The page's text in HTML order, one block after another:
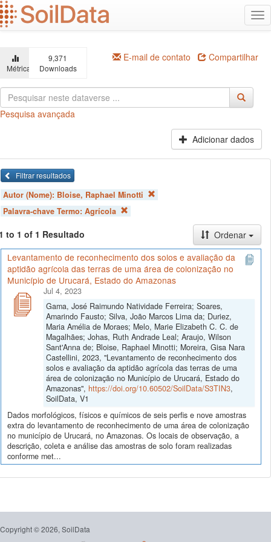
Ir
para
o
principal
Métricas
9,371
Downloads
E-mail de contato Compartilhar
Pesquisa avançada
Adicionar dados
Filtrar resultados
Autor (Nome): Bloise, Raphael Minotti
Palavra-chave Termo: Agrícola
to 1 of 1 Resultado
Ordenar
Levantamento de reconhecimento dos solos e avaliação da
aptidão agrícola das terras de uma área de colonização no
Município de Urucará, Estado do Amazonas
Jul 4, 2023
Gama, José Raimundo Natividade Ferreira; Soares,
Amarindo Fausto; Silva, João Marcos Lima da; Duriez,
Maria Amélia de Moraes; Melo, Marie Elizabeth C. C. de
Magalhães; Johas, Ruth Andrade Leal; Araujo, Wilson
Sant'Anna de; Bloise, Raphael Minotti; Moreira, Gisa Nara
Castellini, 2023, "Levantamento de reconhecimento dos
solos e avaliação da aptidão agrícola das terras de uma
área de colonização no Município de Urucará, Estado do
Amazonas", https://doi.org/10.60502/SoilData/S3TIN3,
SoilData, V1
Dados morfológicos, físicos e químicos de seis perfis e nove amostras
extra do levantamento de reconhecimento de uma área de colonização
no município de Urucará, no Amazonas. Os locais de observação, a
descrição, coleta e análise das amostras de solo foram realizadas
conforme met...
Copyright © 2026, SoilData